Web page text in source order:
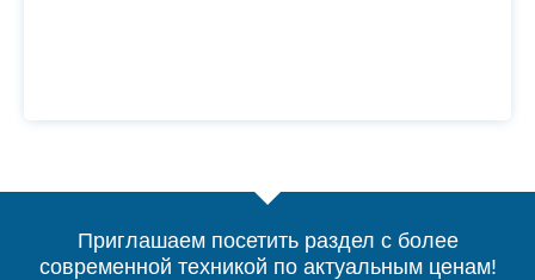
Приглашаем посетить раздел с более
современной техникой по актуальным ценам!